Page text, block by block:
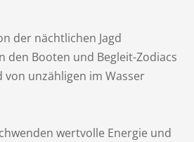
der nächtlichen Jagd
den Booten und Begleit-Zodiacs
unzähligen im Wasser
wertvolle Energie und